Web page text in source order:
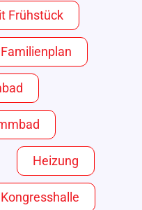
Frühstück
Familienplan
Heizung
Kongresshalle